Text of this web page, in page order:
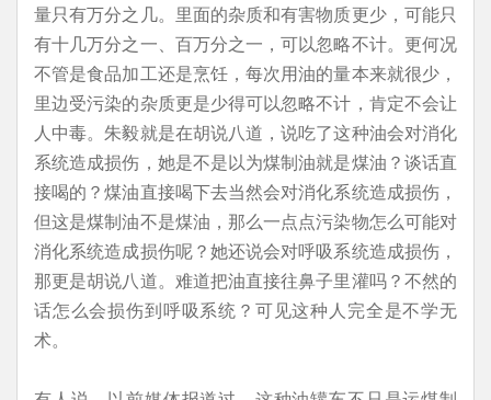
量只有万分之几。里面的杂质和有害物质更少，可能只
有十几万分之一、百万分之一，可以忽略不计。更何况
不管是食品加工还是烹饪，每次用油的量本来就很少，
里边受污染的杂质更是少得可以忽略不计，肯定不会让
人中毒。朱毅就是在胡说八道，说吃了这种油会对消化
系统造成损伤，她是不是以为煤制油就是煤油？谈话直
接喝的？煤油直接喝下去当然会对消化系统造成损伤，
但这是煤制油不是煤油，那么一点点污染物怎么可能对
消化系统造成损伤呢？她还说会对呼吸系统造成损伤，
那更是胡说八道。难道把油直接往鼻子里灌吗？不然的
话怎么会损伤到呼吸系统？可见这种人完全是不学无
术。